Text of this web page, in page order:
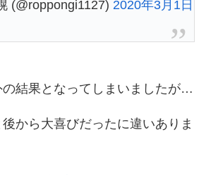
(@roppongi1127) 2020年3月1日
の結果となってしまいましたが…
から大喜びだったに違いありま